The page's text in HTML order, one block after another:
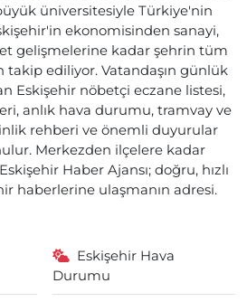
üniversitesiyle Türkiye'nin
ekonomisinden sanayi,
gelişmelerine kadar şehrin tüm
takip ediliyor. Vatandaşın günlük
Eskişehir nöbetçi eczane listesi,
anlık hava durumu, tramvay ve
rehberi ve önemli duyurular
Merkezden ilçelere kadar
Haber Ajansı; doğru, hızlı
haberlerine ulaşmanın adresi.
Eskişehir Hava
Durumu